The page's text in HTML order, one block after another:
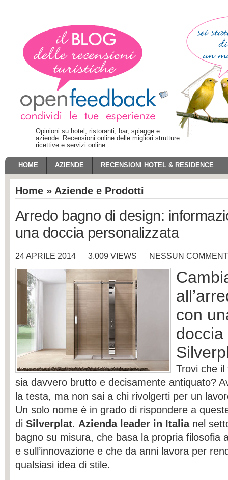
Opinioni su hotel, ristoranti, bar, spiagge e
aziende. Recensioni online delle migliori strutture
ricettive e servizi online.
HOME AZIENDE RECENSIONI HOTEL & RESIDENCE
Home » Aziende e Prodotti
Arredo bagno di design:
una doccia personalizzata
24 APRILE 2014 3.009 VIEWS NESSUN
con
doccia
Trovi che
sia davvero brutto e decisamente antiquato?
la testa, ma non sai a chi rivolgerti per un
Un solo nome è in grado di rispondere a
di Silverplat. Azienda leader in Italianel
bagno su misura, che basa la propria filosofia
e sull’innovazione e che da anni lavora per
qualsiasi idea di stile.